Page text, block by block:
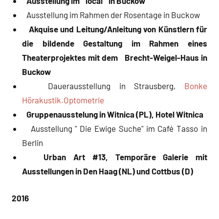
Ausstellung im Rahmen der Rosentage in Buckow
Akquise und Leitung/Anleitung von Künstlern für
die bildende Gestaltung im Rahmen eines
Theaterprojektes mit dem Brecht-Weigel-Haus in
Buckow
Dauerausstellung in Strausberg, Bonke
Hörakustik.Optometrie
Gruppenausstelung in Witnica (PL), Hotel Witnica
Ausstellung " Die Ewige Suche" im Café Tasso in
Berlin
Urban Art #13, Temporäre Galerie mit
Ausstellungen in Den Haag (NL) und Cottbus (D)
2016